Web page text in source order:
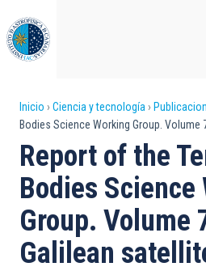
al
contenido
principal
Sobrescribir
enlaces
de
ayuda
a
la
Inicio Ciencia y tecnología
Bodies Science Working Group. Volume
Report of the
Bodies Science
Group. Volume
Galilean